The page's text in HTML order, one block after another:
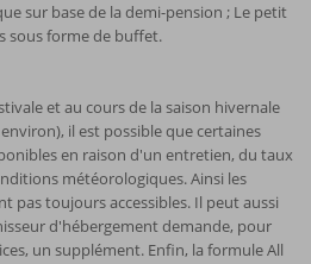
sur base de la demi-pension ; Le petit
sous forme de buffet.
et au cours de la saison hivernale
il est possible que certaines
en raison d'un entretien, du taux
météorologiques. Ainsi les
pas toujours accessibles. Il peut aussi
d'hébergement demande, pour
un supplément. Enfin, la formule All